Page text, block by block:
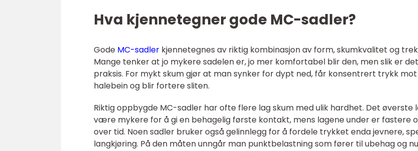
Hva kjennetegner gode MC-sadler?
Gode MC-sadler kjennetegnes av riktig kombinasjon av form, skumkvalitet og
Mange tenker at jo mykere sadelen er, jo mer komfortabel blir den, men slik er
praksis. For mykt skum gjør at man synker for dypt ned, får konsentrert trykk
halebein og blir fortere sliten.
Riktig oppbygde MC-sadler har ofte flere lag skum med ulik hardhet. Det øverste
være mykere for å gi en behagelig første kontakt, mens lagene under er fastere
over tid. Noen sadler bruker også gelinnlegg for å fordele trykket enda jevnere,
langkjøring. På den måten unngår man punktbelastning som fører til ubehag og